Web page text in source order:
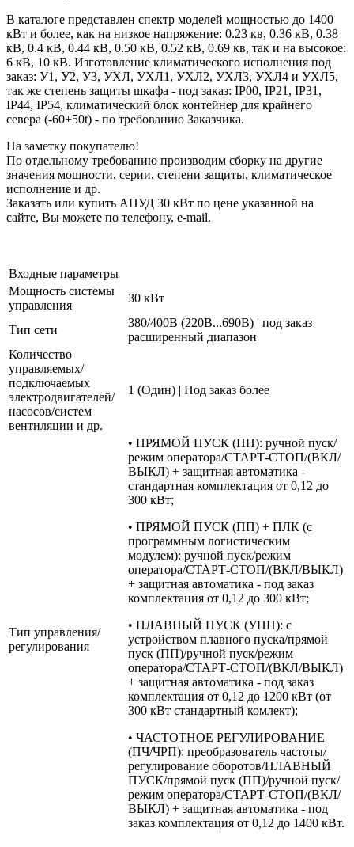
В каталоге представлен спектр моделей мощностью до 1400
кВт и более, как на низкое напряжение: 0.23 кв, 0.36 кВ, 0.38
кВ, 0.4 кВ, 0.44 кВ, 0.50 кВ, 0.52 кВ, 0.69 кв, так и на высокое:
6 кВ, 10 кВ. Изготовление климатического исполнения под
заказ: У1, У2, У3, УХЛ, УХЛ1, УХЛ2, УХЛ3, УХЛ4 и УХЛ5,
так же степень защиты шкафа - под заказ: IP00, IP21, IP31,
IP44, IP54, климатический блок контейнер для крайнего
севера (-60+50t) - по требованию Заказчика.
На заметку покупателю!
По отдельному требованию производим сборку на другие
значения мощности, серии, степени защиты, климатическое
исполнение и др.
Заказать или купить АПУД 30 кВт по цене указанной на
сайте, Вы можете по телефону, e-mail.
Входные параметры
Мощность системы
управления
30 кВт
Тип сети
380/400В (220В...690В) | под заказ
расширенный диапазон
Количество
управляемых/
подключаемых
электродвигателей/
насосов/систем
вентиляции и др.
1 (Один) | Под заказ более
Тип управления/
регулирования
• ПРЯМОЙ ПУСК (ПП): ручной пуск/
режим оператора/СТАРТ-СТОП/(ВКЛ/
ВЫКЛ) + защитная автоматика -
стандартная комплектация от 0,12 до
300 кВт;
• ПРЯМОЙ ПУСК (ПП) + ПЛК (с
программным логистическим
модулем): ручной пуск/режим
оператора/СТАРТ-СТОП/(ВКЛ/ВЫКЛ)
+ защитная автоматика - под заказ
комплектация от 0,12 до 300 кВт;
• ПЛАВНЫЙ ПУСК (УПП): с
устройством плавного пуска/прямой
пуск (ПП)/ручной пуск/режим
оператора/СТАРТ-СТОП/(ВКЛ/ВЫКЛ)
+ защитная автоматика - под заказ
комплектация от 0,12 до 1200 кВт (от
300 кВт стандартный комлект);
• ЧАСТОТНОЕ РЕГУЛИРОВАНИЕ
(ПЧ/ЧРП): преобразователь частоты/
регулирование оборотов/ПЛАВНЫЙ
ПУСК/прямой пуск (ПП)/ручной пуск/
режим оператора/СТАРТ-СТОП/(ВКЛ/
ВЫКЛ) + защитная автоматика - под
заказ комплектация от 0,12 до 1400 кВт.